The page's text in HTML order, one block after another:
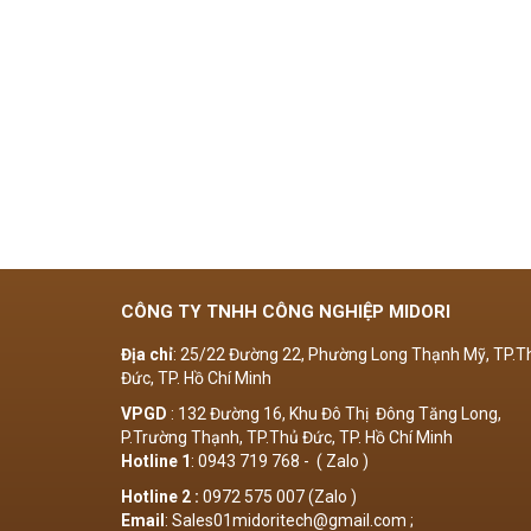
CÔNG TY TNHH CÔNG NGHIỆP MIDORI
Địa chỉ: 25/22 Đường 22, Phường Long Thạnh Mỹ,
Đức, TP. Hồ Chí Minh
VPGD : 132 Đường 16, Khu Đô Thị Đông Tăng Long,
P.Trường Thạnh, TP.Thủ Đức, TP. Hồ Chí Minh
Hotline 1: 0943 719 768 - ( Zalo )
Hotline 2 : 0972 575 007 (Zalo )
Email : Sales01midoritech@gmail.com ;